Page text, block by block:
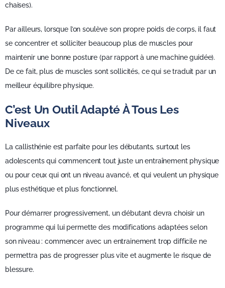
chaises).
Par ailleurs, lorsque l’on soulève son propre poids de corps, il faut
se concentrer et solliciter beaucoup plus de muscles pour
maintenir une bonne posture (par rapport à une machine guidée).
De ce fait, plus de muscles sont sollicités, ce qui se traduit par un
meilleur équilibre physique.
C’est Un Outil Adapté À Tous Les
Niveaux
La callisthénie est parfaite pour les débutants, surtout les
adolescents qui commencent tout juste un entraînement physique
ou pour ceux qui ont un niveau avancé, et qui veulent un physique
plus esthétique et plus fonctionnel.
Pour démarrer progressivement, un débutant devra choisir un
programme qui lui permette des modifications adaptées selon
son niveau : commencer avec un entrainement trop difficile ne
permettra pas de progresser plus vite et augmente le risque de
blessure.